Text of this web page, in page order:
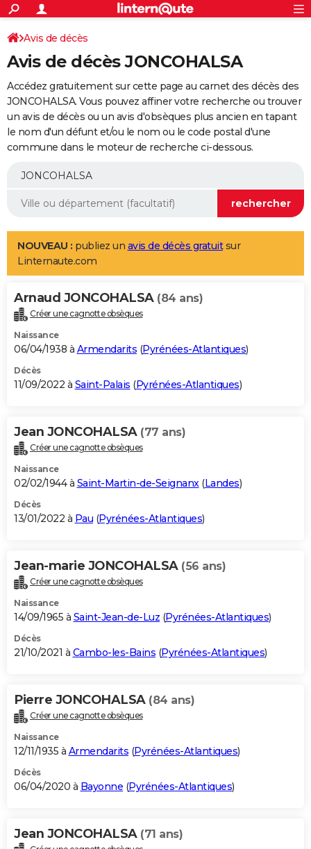
ACTUALITÉS
Politique
Société
Faits Divers
Education
Monde
Villes
+
SPORT
Coupe du monde 2026
Football
Tennis
Cyclisme
Rugby
Forum
Programme TV
TNT
Streaming
Cinéma
Sorties cinéma
Musique
+
FINANCE
Impôts
Immobilier
Risques naturels par ville
Banque
Assurance
Crédit
AUTO
Essais
Réserver un essai
Citadines
Berlines
SUV
Forum auto
+
Mobiles
Meilleur smartphone
Internet
Ordinateurs
Jeux vidéo
Guide high-tech
Aménagement intérieur
LIFESTYLE
Art de vivre
Bien-être
Loisirs
Mode
Modes de vie
Alimentation
Guide de la santé
Maladies
Médicaments
Sommeil
VOYAGE
Destinations
City break
Voyage nature
Voyage de noces
Forum
Climat
+PHOTO
GUIDES D'ACHAT
BONS PLANS
Carte de Noël
Carte Bonne année
Carte Saint-Valentin
Carte Pâques
Carte d'anniversaire
DICTIONNAIRE
Dictionnaire
Biographies
Citations
Expressions
Proverbes
PROGRAMME TV
S'inscrire
Se connecter
Lycées
Collèges
Primaires
Universités
Entreprises
Service militaire
Avis de recherche
AVIS DE DÉCÈS
Bricolage
Lifestyle
Culture
Sport
Auto
Television
Voyage
Cinema
Avis de décès
Avis de décès JONCOHALSA
Accédez gratuitement sur cette page au carnet des décès des
JONCOHALSA. Vous pouvez affiner votre recherche ou trouver
un avis de décès ou un avis d'obsèques plus ancien en tapant
le nom d'un défunt et/ou le nom ou le code postal d'une
commune dans le moteur de recherche ci-dessous.
NOUVEAU : publiez un avis de décès gratuitsur
Linternaute.com
Arnaud JONCOHALSA (84 ans)
Créer une cagnotte obsèques
Naissance
06/04/1938 à Armendarits (Pyrénées-Atlantiques)
Décès
11/09/2022 à Saint-Palais (Pyrénées-Atlantiques)
Jean JONCOHALSA (77 ans)
Créer une cagnotte obsèques
Naissance
02/02/1944 à Saint-Martin-de-Seignanx(Landes)
Décès
13/01/2022 à Pau (Pyrénées-Atlantiques)
Jean-marie JONCOHALSA (56 ans)
Créer une cagnotte obsèques
Naissance
14/09/1965 à Saint-Jean-de-Luz (Pyrénées-Atlantiques)
Décès
21/10/2021 à Cambo-les-Bains (Pyrénées-Atlantiques)
Pierre JONCOHALSA (84 ans)
Créer une cagnotte obsèques
Naissance
12/11/1935 à Armendarits (Pyrénées-Atlantiques)
Décès
06/04/2020 à Bayonne (Pyrénées-Atlantiques)
Jean JONCOHALSA (71 ans)